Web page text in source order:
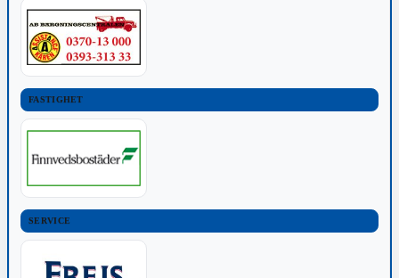
FASTIGHET
SERVICE